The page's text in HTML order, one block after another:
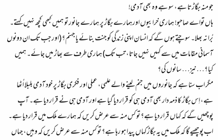
جو منہ بگاڑتا ہے، سو ہے وہ بھی آدمی!
ہاں تواے صاحبو! ہماری خرابیوں اورہمارے بگاڑ پر ہمارے جانور تو ہمیں کبھی کچھ نہیں کہتے۔
بُرا نہ بھلا۔ سوچتے ہوں گے کہ انسان اپنی زندگی کو جنت بنائے یا جہنم؟ (اور جب تک ان دونوں
آسمانی مقامات میں سے کہیں نہیں جاتا، تب تک) ہماری طرف سے بھاڑ میں جائے۔ ہمیں
کیا؟…نیز… سانوں کی؟
مگر اب سنا ہے کہ جانوروں میں جنم لینے والے علمی، عملی اور فکری بگاڑ پر خود آدمی بلبلا اُٹھا
ہے، اِس بگاڑ کا ذمہ دار بھی آدمی ہی کو قرار دیا گیا ہے اور آدمی ہی نے قرار دیا ہے۔ آپ
پوچھیں گے کہ کہاں قرار دیا ہے؟ تو کس منہ سے عرض کریں کہ ہمارے ملک میں قرار دیا ہے۔
اب پوچھیے گا کہ ملک میں یہ بگاڑ کہاں پیدا ہو رہا ہے؟ تو کس منہ سے عرض کریں کہ وہیں، جہاں